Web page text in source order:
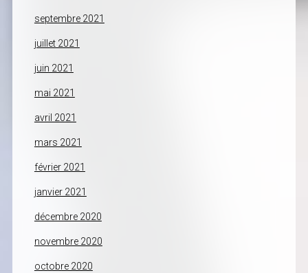
septembre 2021
juillet 2021
juin 2021
mai 2021
avril 2021
mars 2021
février 2021
janvier 2021
décembre 2020
novembre 2020
octobre 2020